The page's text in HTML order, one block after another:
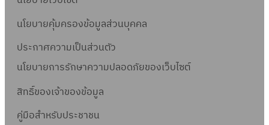
นโยบายคุ้มครองข้อมูลส่วนบุคคล
ประกาศความเป็นส่วนตัว
นโยบายการรักษาความปลอดภัยของเว็บไซต์
สิทธิ์ของเจ้าของข้อมูล
คู่มือสำหรับประชาชน